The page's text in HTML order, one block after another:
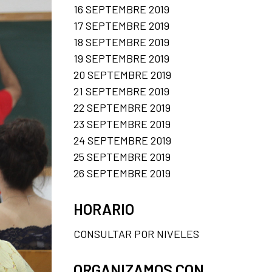
16 SEPTEMBRE 2019
17 SEPTEMBRE 2019
18 SEPTEMBRE 2019
19 SEPTEMBRE 2019
20 SEPTEMBRE 2019
21 SEPTEMBRE 2019
22 SEPTEMBRE 2019
23 SEPTEMBRE 2019
24 SEPTEMBRE 2019
25 SEPTEMBRE 2019
26 SEPTEMBRE 2019
HORARIO
CONSULTAR POR NIVELES